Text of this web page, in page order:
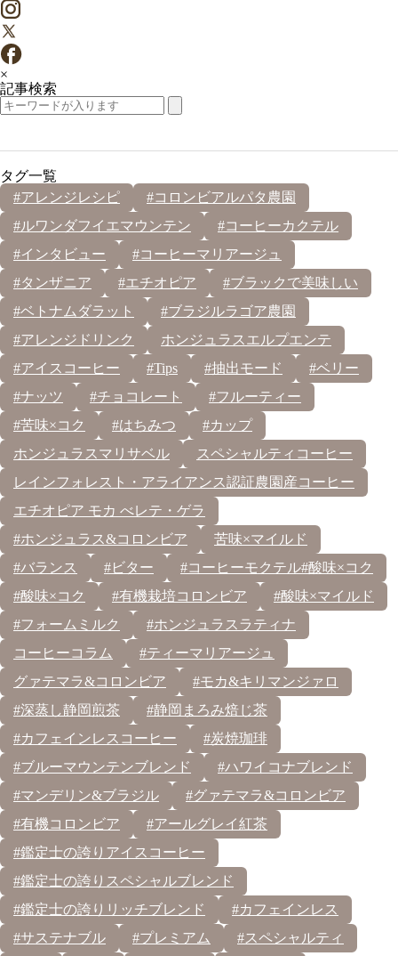
×
記事検索
タグ一覧
#アレンジレシピ
#コロンビアルパタ農園
#ルワンダフイエマウンテン
#コーヒーカクテル
#インタビュー
#コーヒーマリアージュ
#タンザニア
#エチオピア
#ブラックで美味しい
#ベトナムダラット
#ブラジルラゴア農園
#アレンジドリンク
ホンジュラスエルプエンテ
#アイスコーヒー
#Tips #抽出モード
#ベリー
#ナッツ
#チョコレート
#フルーティー
#苦味×コク
#はちみつ
#カップ
ホンジュラスマリサベル
スペシャルティコーヒー
レインフォレスト・アライアンス認証農園産コーヒー
エチオピア モカ べレテ・ゲラ
#ホンジュラス&コロンビア
苦味×マイルド
#バランス
#ビター
#コーヒーモクテル#酸味×コク
#酸味×コク
#有機栽培コロンビア
#酸味×マイルド
#フォームミルク
#ホンジュラスラティナ
コーヒーコラム
#ティーマリアージュ
グァテマラ&コロンビア
#モカ&キリマンジァロ
#深蒸し静岡煎茶
#静岡まろみ焙じ茶
#カフェインレスコーヒー
#炭焼珈琲
#ブルーマウンテンブレンド
#ハワイコナブレンド
#マンデリン&ブラジル
#グァテマラ&コロンビア
#有機コロンビア
#アールグレイ紅茶
#鑑定士の誇りアイスコーヒー
#鑑定士の誇りスペシャルブレンド
#鑑定士の誇りリッチブレンド
#カフェインレス
#サステナブル
#プレミアム
#スペシャルティ